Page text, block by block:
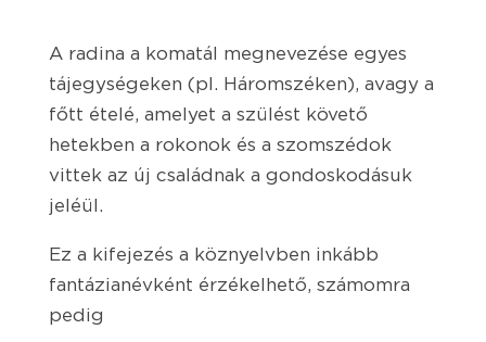
A radina a komatál megnevezése egyes
tájegységeken (pl. Háromszéken), avagy a
főtt ételé, amelyet a szülést követő
hetekben a rokonok és a szomszédok
vittek az új családnak a gondoskodásuk
jeléül.
Ez a kifejezés a köznyelvben inkább
fantázianévként érzékelhető, számomra
pedig